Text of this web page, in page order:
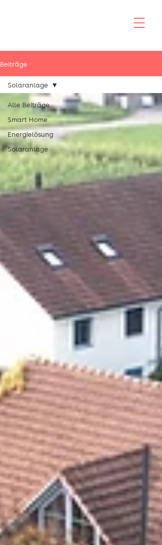
Beiträge
Alle Beiträge
Smart Home
Energielösung
Solaranlage
Solaranlage